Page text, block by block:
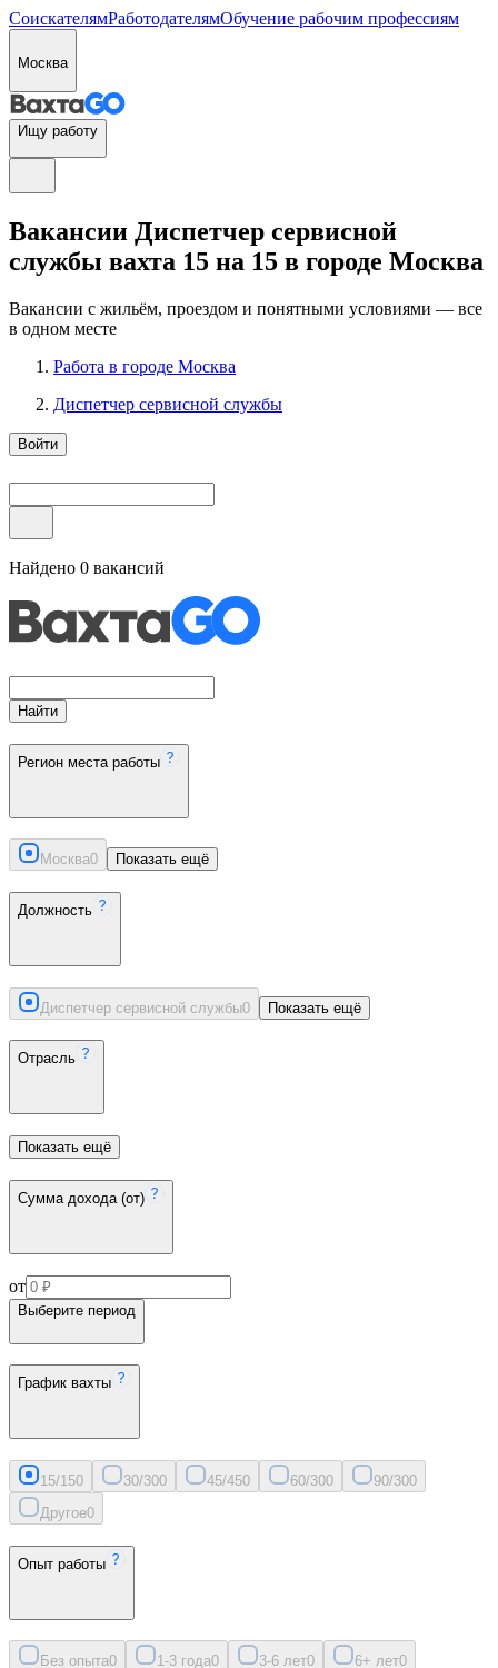
СоискателямРаботодателямОбучение рабочим профессиям
Москва
Ищу работу
Вакансии Диспетчер сервисной
службы вахта 15 на 15 в городе Москва
Вакансии с жильём, проездом и понятными условиями — все
в одном месте
Работа в городе Москва
Диспетчер сервисной службы
Войти
Найдено 0 вакансий
Найти
Регион места работы
Москва0 Показать ещё
Должность
Диспетчер сервисной службы0 Показать ещё
Отрасль
Показать ещё
Сумма дохода (от)
от
Выберите период
График вахты
15/150 30/300 45/450 60/300 90/300
Другое0
Опыт работы
Без опыта0 1-3 года0 3-6 лет0 6+ лет0